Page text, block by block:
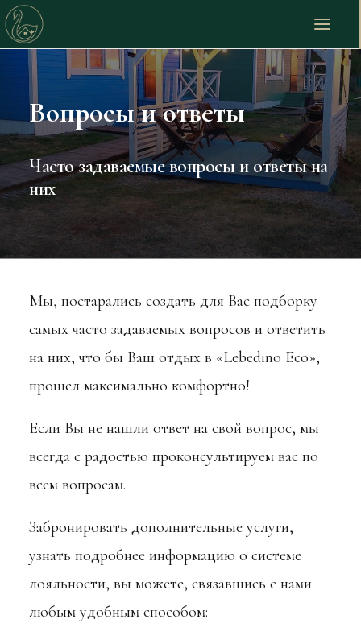
Глэмпинг «Lebedino ECO»
Наши дома
Банный комплекс
Наши цены
Акции и скидки
Бронирование
Отзывы гостей
Подарочный сертификат
Контакты
Правила проживания
Вопросы и ответы
Часто задаваемые вопросы и ответы на
них
Мы, постарались создать для Вас подборку
самых часто задаваемых вопросов и ответить
на них, что бы Ваш отдых в «Lebedino Eco»,
прошел максимально комфортно!
Если Вы не нашли ответ на свой вопрос, мы
всегда с радостью проконсультируем вас по
всем вопросам.
Забронировать дополнительные услуги,
узнать подробнее информацию о системе
лояльности, вы можете, связавшись с нами
любым удобным способом: